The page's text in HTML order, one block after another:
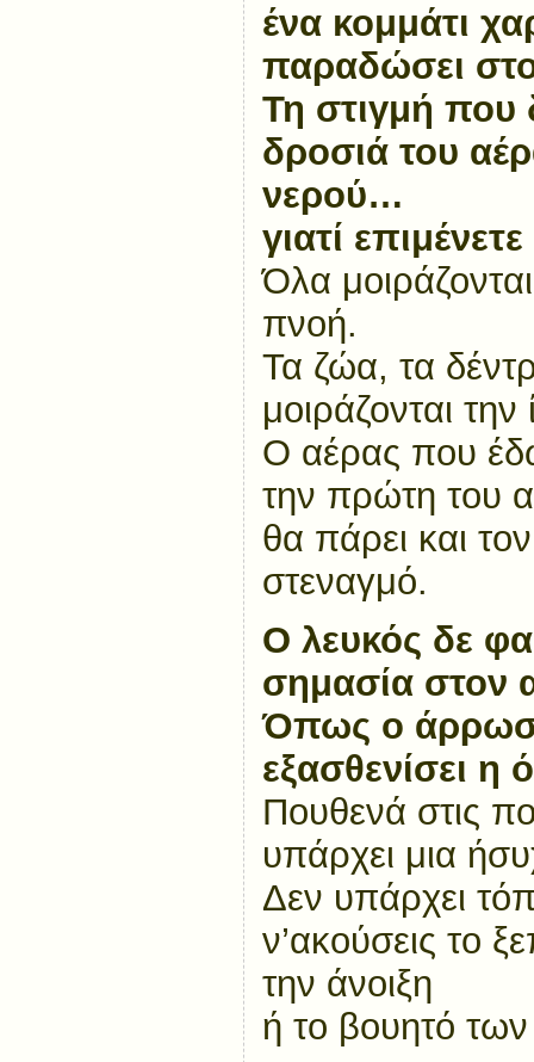
ένα κομμάτι
παραδώσει
Τη στιγμή που
δροσιά του
νερού…
γιατί
Όλα
πνοή.
Τα ζώα, τα
μοιράζονται
Ο αέρας που
την πρώτη του
θα πάρει και
στεναγμό.
Ο λευκός δε
σημασία στον
Όπως ο
εξασθενίσει
Πουθενά στις
υπάρχει μια
Δεν υπάρχει
ν’ακούσεις το
την άνοιξη
ή το βουητό